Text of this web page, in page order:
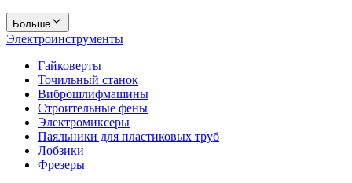
Больше
Электроинструменты
Гайковерты
Точильный станок
Виброшлифмашины
Строительные фены
Электромиксеры
Паяльники для пластиковых труб
Лобзики
Фрезеры